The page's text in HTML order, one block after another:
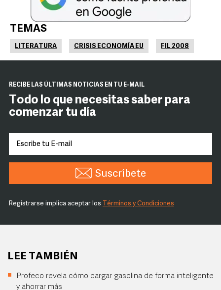
TEMAS
LITERATURA CRISIS ECONOMÍA EU FIL 2008
RECIBE LAS ÚLTIMAS NOTICIAS EN TU E-MAIL
Todo lo que necesitas saber para
comenzar tu día
Suscríbete
Registrarse implica aceptar los Términos y Condiciones
LEE TAMBIÉN
Profeco revela cómo cargar gasolina de forma inteligente
y ahorrar más